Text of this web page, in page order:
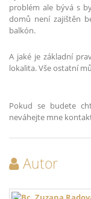
problém ale bývá s
domů není zajištěn
balkón.
A jaké je základní
lokalita. Vše ostatní
Pokud se budete
neváhejte mne
Autor